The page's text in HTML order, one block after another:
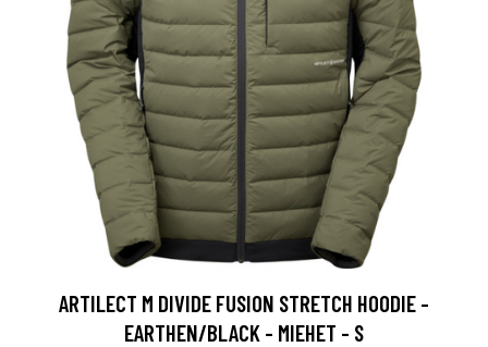
ARTILECT M DIVIDE FUSION STRETCH HOODIE -
EARTHEN/BLACK - MIEHET - S